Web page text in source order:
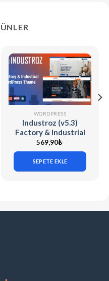
WORDPRESS
Industroz (v5.3)
Factory & Industrial
WordPress Theme
569,90₺
SEPETE EKLE